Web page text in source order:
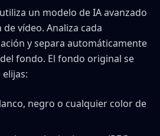
un modelo de IA avanzado
vídeo. Analiza cada
y separa automáticamente
fondo. El fondo original se
negro o cualquier color de